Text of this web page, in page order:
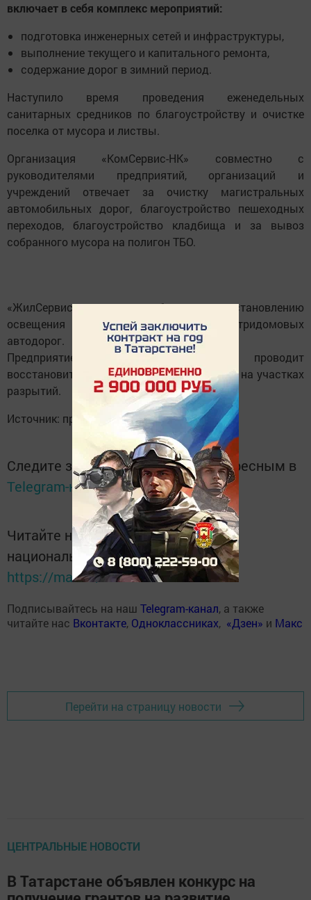
включает в себя комплекс мероприятий:
подготовка инженерных сетей и инфраструктуры,
выполнение текущего и капитального ремонта,
содержание дорог в зимний период.
Наступило время проведения еженедельных
санитарных средников по благоустройству и очистке
поселка от мусора и листвы.
Организация «КомСервис-НК» совместно с
руководителями предприятий, организаций и
учреждений отвечает за очистку магистральных
автомобильных дорог, благоустройство пешеходных
переходов, благоустройство кладбища и за вывоз
собранного мусора на полигон ТБО.
«ЖилСервис» проводит работы по восстановлению
освещения поселковых улиц и внутридомовых
автодорог.
Предприятие «Водоканал-КП» проводит
восстановительные работы и посев травы на участках
разрытий.
Источник: пресс-служба
Следите за самым важным и интересным в
Telegram-каналеТатмедиа
Читайте новости Татарстана в
национальном мессенджере MАХ:
https://max.ru/tatmedia
Подписывайтесь на наш Telegram-канал, а также
читайте нас Вконтакте, Одноклассниках, «Дзен» и Макс
Перейти на страницу новости
ЦЕНТРАЛЬНЫЕ НОВОСТИ
В Татарстане объявлен конкурс на